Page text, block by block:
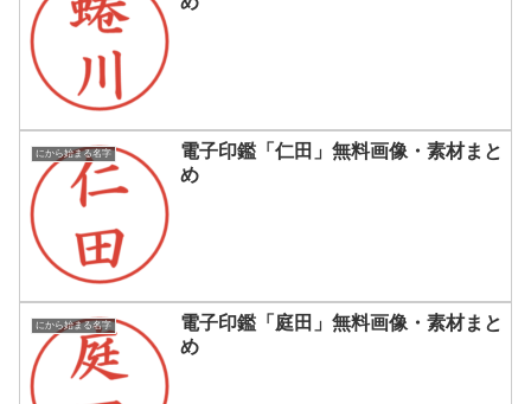
にから始まる名字
電子印鑑「仁田」無料画像・素材まと
め
にから始まる名字
電子印鑑「庭田」無料画像・素材まと
め